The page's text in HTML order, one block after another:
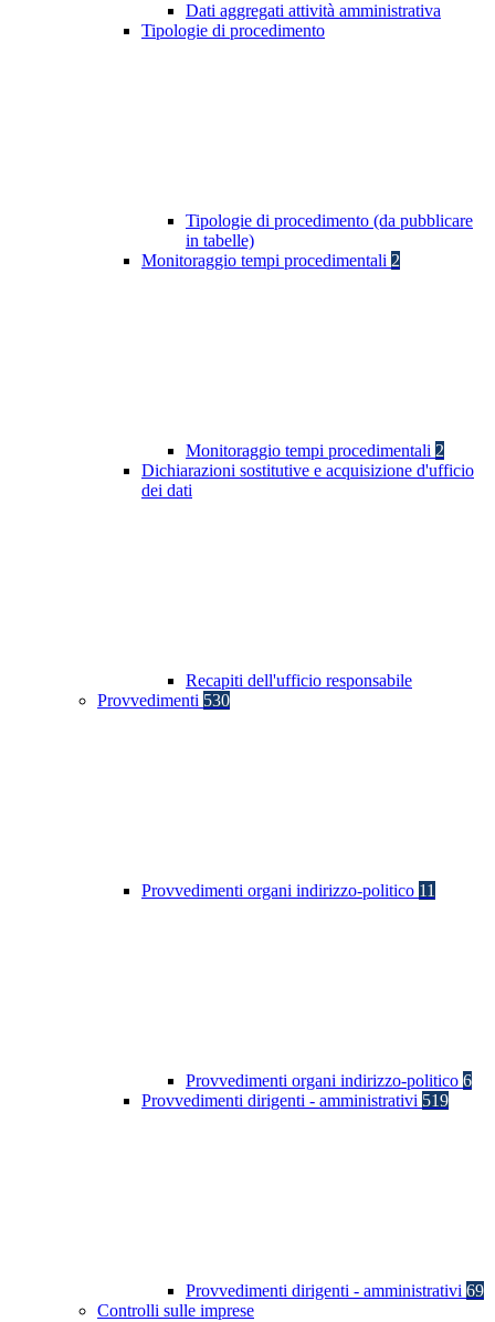
Dati aggregati attività amministrativa
Tipologie di procedimento
Tipologie di procedimento (da pubblicare
in tabelle)
Monitoraggio tempi procedimentali 2
Monitoraggio tempi procedimentali 2
Dichiarazioni sostitutive e acquisizione d'ufficio
dei dati
Recapiti dell'ufficio responsabile
Provvedimenti 530
Provvedimenti organi indirizzo-politico 11
Provvedimenti organi indirizzo-politico 6
Provvedimenti dirigenti - amministrativi 519
Provvedimenti dirigenti - amministrativi 69
Controlli sulle imprese